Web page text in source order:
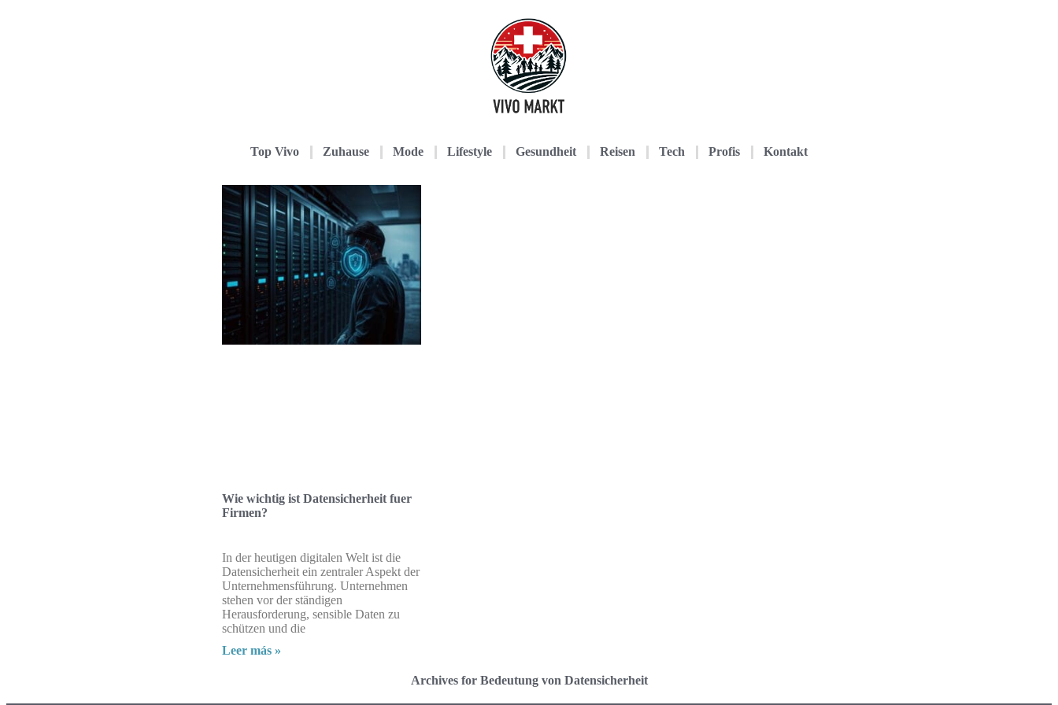
Top Vivo Zuhause Mode Lifestyle Gesundheit Reisen Tech Profis Kontakt
Wie wichtig ist Datensicherheit fuer
Firmen?
In der heutigen digitalen Welt ist die
Datensicherheit ein zentraler Aspekt der
Unternehmensführung. Unternehmen
stehen vor der ständigen
Herausforderung, sensible Daten zu
schützen und die
Leer más »
Archives for Bedeutung von Datensicherheit